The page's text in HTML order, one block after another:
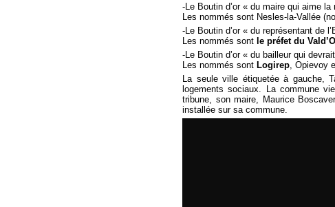
-Le Boutin d’or « du maire qui aime
Les nommés sont Nesles-la-Vallée
-Le Boutin d’or « du représentant de
Les nommés sontle préfet du
-Le Boutin d’or « du bailleur qui
Les nommés sontLogirep , Opievoy
La seule ville étiquetée à gauche,
logements sociaux. La commune
tribune, son maire, Maurice
installée sur sa commune.